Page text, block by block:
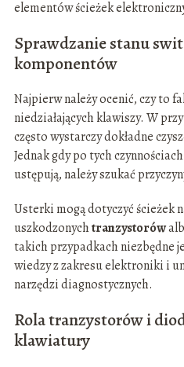
elementów ścieżek
Sprawdzanie stanu
komponentów
Najpierw należy ocenić, czy to
niedziałających klawiszy. W
często wystarczy dokładne
Jednak gdy po tych czynnościach
ustępują, należy szukać
Usterki mogą dotyczyć ścieżek
uszkodzonychtranzystorów
takich przypadkach niezbędne
wiedzy z zakresu elektroniki i
narzędzi diagnostycznych.
Rola tranzystorów i
klawiatury